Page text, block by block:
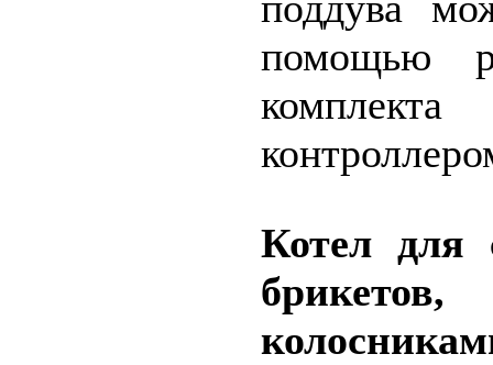
помощью
Котел для